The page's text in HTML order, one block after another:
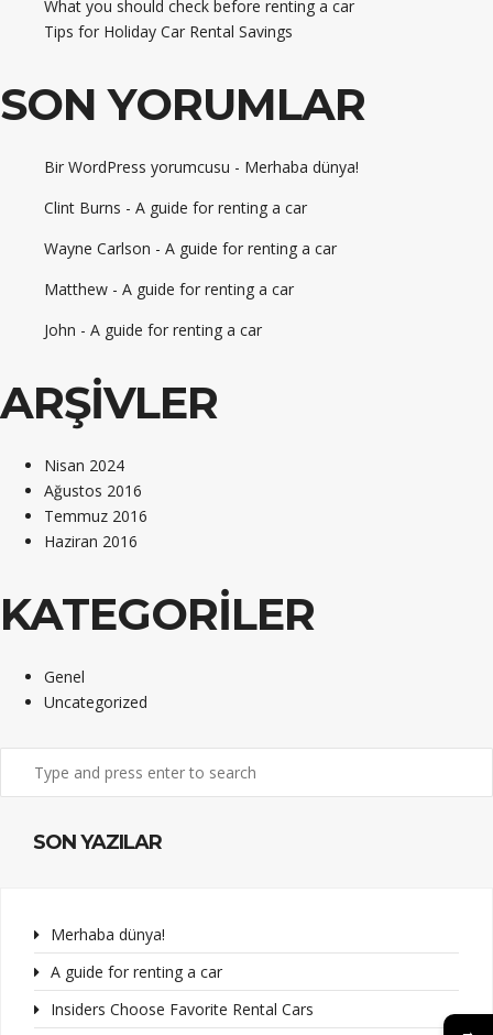
What you should check before renting a car
Tips for Holiday Car Rental Savings
SON YORUMLAR
Bir WordPress yorumcusu - Merhaba dünya!
Clint Burns - A guide for renting a car
Wayne Carlson - A guide for renting a car
Matthew - A guide for renting a car
John - A guide for renting a car
ARŞIVLER
Nisan 2024
Ağustos 2016
Temmuz 2016
Haziran 2016
KATEGORILER
Genel
Uncategorized
SON YAZILAR
Merhaba dünya!
A guide for renting a car
Insiders Choose Favorite Rental Cars